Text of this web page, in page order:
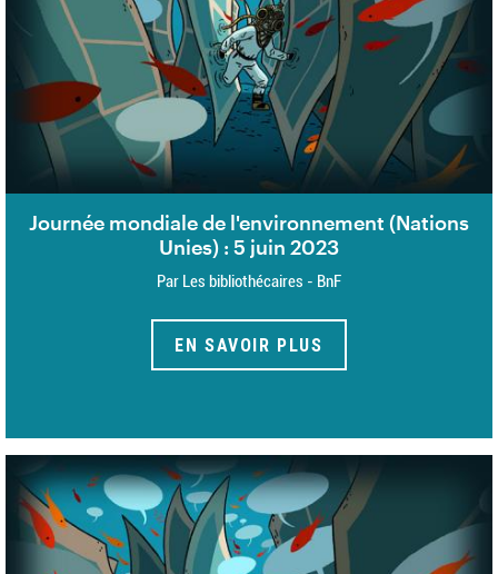
Journée mondiale de l'environnement (Nations
Unies) : 5 juin 2023
Par Les bibliothécaires - BnF
EN SAVOIR PLUS